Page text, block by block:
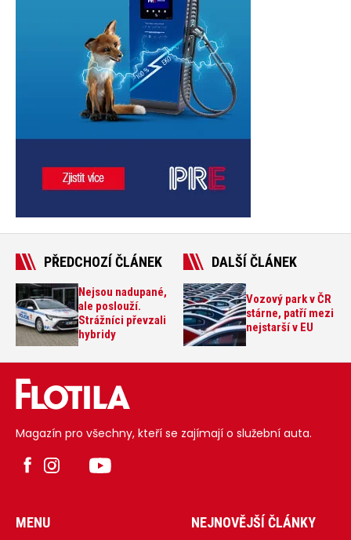
PŘEDCHOZÍ ČLÁNEK
Nejsou nadupané,
ale poslouží.
Strážníci převzali
hybridy
DALŠÍ ČLÁNEK
Vozový park v ČR
stárne, patří mezi
nejstarší v EU
Magazín pro všechny, kteří se zajímají o služební auta.
MENU NEJNOVĚJŠÍ ČLÁNKY